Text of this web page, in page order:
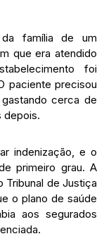
família de um
que era atendido
foi
paciente precisou
cerca de
depois.
indenização, e o
primeiro grau. A
de Justiça
o plano de saúde
aos segurados